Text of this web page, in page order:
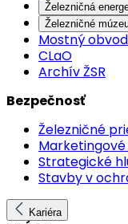
Železničná
Železničné
Mostný obvod
CLaO
Archív ŽSR
Bezpečnosť
Železničné
Strategické
Stavby v
Kariéra